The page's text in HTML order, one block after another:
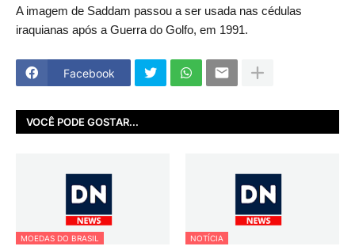
A imagem de Saddam passou a ser usada nas cédulas
iraquianas após a Guerra do Golfo, em 1991.
Facebook
VOCÊ PODE GOSTAR...
MOEDAS DO BRASIL NOTÍCIA